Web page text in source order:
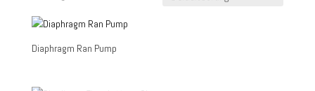
Diaphragm Ran Pump